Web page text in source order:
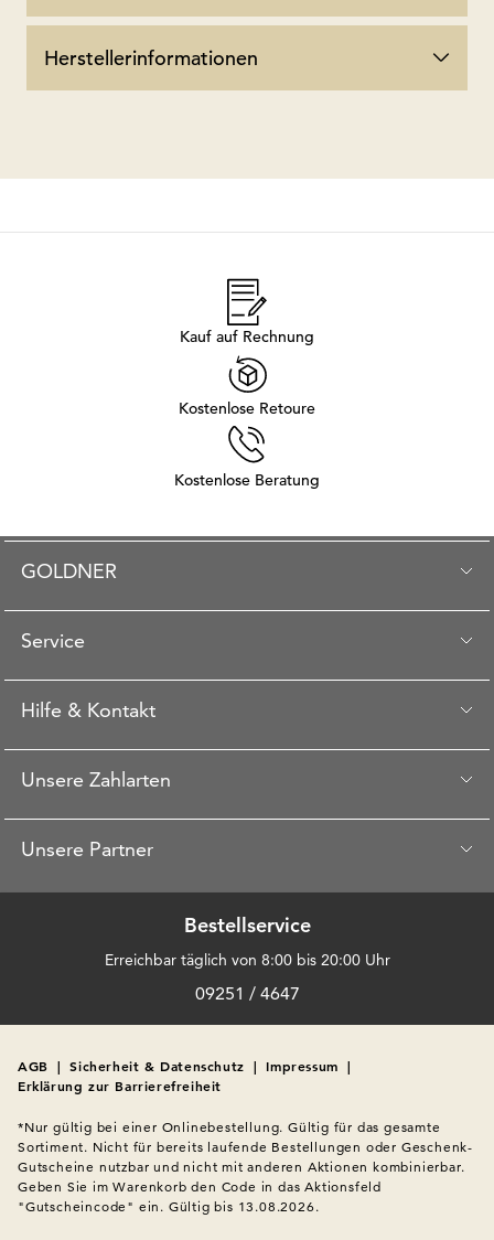
Herstellerinformationen
Kauf auf Rechnung
Kostenlose Retoure
Kostenlose Beratung
GOLDNER
Service
Hilfe & Kontakt
Unsere Zahlarten
Unsere Partner
Bestellservice
Erreichbar täglich von 8:00 bis 20:00 Uhr
09251 / 4647
AGB | Sicherheit & Datenschutz | Impressum |
Erklärung zur Barrierefreiheit
*Nur gültig bei einer Onlinebestellung. Gültig für das gesamte
Sortiment. Nicht für bereits laufende Bestellungen oder Geschenk-
Gutscheine nutzbar und nicht mit anderen Aktionen kombinierbar.
Geben Sie im Warenkorb den Code in das Aktionsfeld
"Gutscheincode" ein. Gültig bis 13.08.2026.